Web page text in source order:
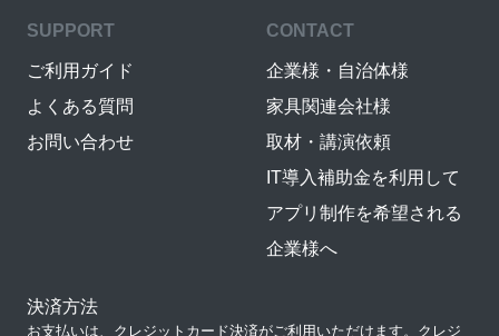
SUPPORT
ご利用ガイド
よくある質問
お問い合わせ
CONTACT
企業様・自治体様
家具関連会社様
取材・講演依頼
IT導入補助金を利用して
アプリ制作を希望される
企業様へ
決済方法
お支払いは、クレジットカード決済がご利用いただけます。クレジ